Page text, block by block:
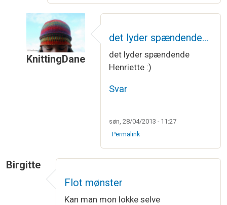
KnittingDane
Farmors sokkeraf
det lyder spændende…
det lyder spændende
Henriette :)
Svar
søn, 28/04/2013 - 11:27
Permalink
Birgitte
Flot mønster
Kan man mon lokke selve